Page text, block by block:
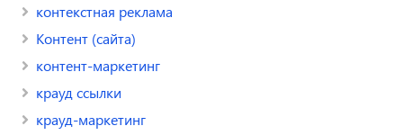
контекстная реклама
Контент (сайта)
контент-маркетинг
крауд ссылки
крауд-маркетинг